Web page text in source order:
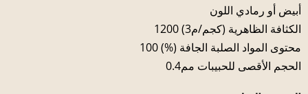
أبيض أو رمادي اللون
الكثافة الظاهرية (كجم/م3) 1200
محتوى المواد الصلبة الجافة (%) 100
الحجم الأقصى للحبيبات مم0.4